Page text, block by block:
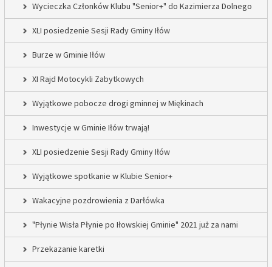
Wycieczka Członków Klubu "Senior+" do Kazimierza Dolnego
XLI posiedzenie Sesji Rady Gminy Iłów
Burze w Gminie Iłów
XI Rajd Motocykli Zabytkowych
Wyjątkowe pobocze drogi gminnej w Miękinach
Inwestycje w Gminie Iłów trwają!
XLI posiedzenie Sesji Rady Gminy Iłów
Wyjątkowe spotkanie w Klubie Senior+
Wakacyjne pozdrowienia z Darłówka
"Płynie Wisła Płynie po Iłowskiej Gminie" 2021 już za nami
Przekazanie karetki